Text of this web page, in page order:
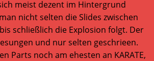
meist dezent im Hintergrund
nicht selten die Slides zwischen
schließlich die Explosion folgt. Der
und nur selten geschrieen.
Parts noch am ehesten an KARATE,